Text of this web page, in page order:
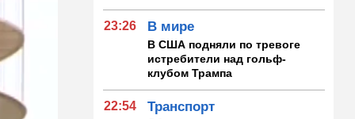
23:26 В мире
В США подняли по тревоге
истребители над гольф-
клубом Трампа
22:54 Транспорт